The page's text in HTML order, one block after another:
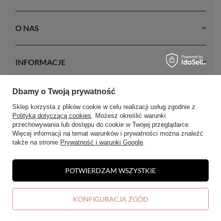
Na tych włosach można stosować zabiegi takie jak:
alternatywa dla włosów dziewiczych, spełniająca nawet najwyższe
wymagania użytkowniczek włosów przedłużanych.
O NAS
INFORMACJE
MOJE KONTO
W sklepie prezentujemy ceny brutto (z VAT).
Dbamy o Twoją prywatność
Sklep korzysta z plików cookie w celu realizacji usług zgodnie z
Polityką dotyczącą cookies. Możesz określić warunki
przechowywania lub dostępu do cookie w Twojej przeglądarce.
Więcej informacji na temat warunków i prywatności można znaleźć
także na stronie Prywatność i warunki Google.
KONFIGURACJA ZGÓD
POTWIERDZAM WSZYSTKIE